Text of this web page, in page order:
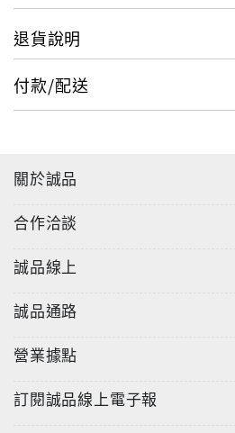
退貨說明
付款/配送
關於誠品
合作洽談
誠品線上
誠品通路
營業據點
訂閱誠品線上電子報